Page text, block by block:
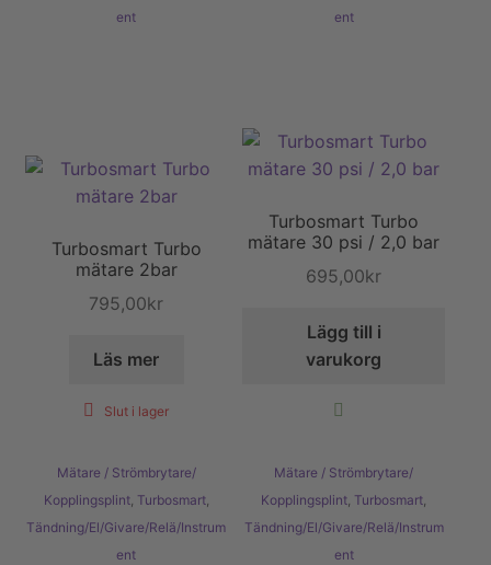
ent
ent
Turbosmart Turbo
mätare 2bar
795,00kr
Läs mer
Slut i lager
Mätare / Strömbrytare/
Kopplingsplint, Turbosmart,
Tändning/El/Givare/Relä/Instrum
ent
Turbosmart Turbo
mätare 30 psi / 2,0 bar
695,00kr
Lägg till i
varukorg
Mätare / Strömbrytare/
Kopplingsplint, Turbosmart,
Tändning/El/Givare/Relä/Instrum
ent